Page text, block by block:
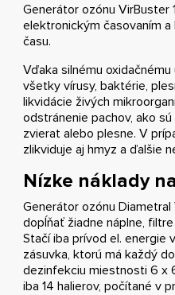
Generátor ozónu VirBuster
elektronickým časovaním
času.
Vďaka silnému
všetky vírusy, baktérie,
likvidácie živých
odstránenie pachov, ako
zvierat alebo plesne. V
zlikviduje aj hmyz a ďalšie
Nízke náklady
Generátor ozónu
dopĺňať žiadne náplne,
Stačí iba prívod el. energie
zásuvka, ktorú má každý
dezinfekciu miestnosti 6 x
iba 14 halierov, počítané v